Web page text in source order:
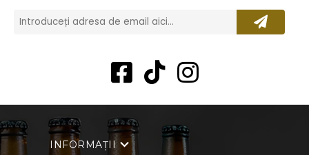
INFORMAȚII